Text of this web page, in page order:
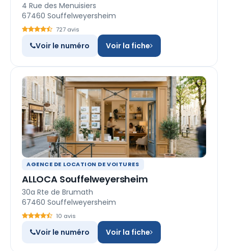
4 Rue des Menuisiers
67460 Souffelweyersheim
727 avis
Voir le numéro Voir la fiche
AGENCE DE LOCATION DE VOITURES
ALLOCA Souffelweyersheim
30a Rte de Brumath
67460 Souffelweyersheim
10 avis
Voir le numéro Voir la fiche